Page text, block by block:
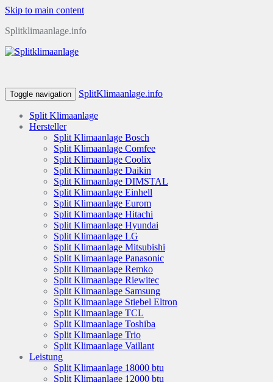
Skip to main content
Splitklimaanlage.info
Toggle navigation SplitKlimaanlage.info
Split Klimaanlage
Hersteller
Split Klimaanlage Bosch
Split Klimaanlage Comfee
Split Klimaanlage Coolix
Split Klimaanlage Daikin
Split Klimaanlage DIMSTAL
Split Klimaanlage Einhell
Split Klimaanlage Eurom
Split Klimaanlage Hitachi
Split Klimaanlage Hyundai
Split Klimaanlage LG
Split Klimaanlage Mitsubishi
Split Klimaanlage Panasonic
Split Klimaanlage Remko
Split Klimaanlage Riewitec
Split Klimaanlage Samsung
Split Klimaanlage Stiebel Eltron
Split Klimaanlage TCL
Split Klimaanlage Toshiba
Split Klimaanlage Trio
Split Klimaanlage Vaillant
Leistung
Split Klimaanlage 18000 btu
Split Klimaanlage 12000 btu